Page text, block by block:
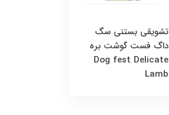
تشویقی بستنی سگ
داگ فست گوشت بره
Dog fest Delicate
Lamb